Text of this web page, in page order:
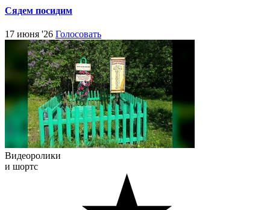
Сядем посидим
17 июня '26 Голосовать
Видеоролики
и шортс